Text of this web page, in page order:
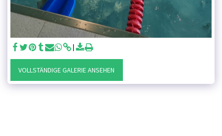
VOLLSTÄNDIGE GALERIE ANSEHEN